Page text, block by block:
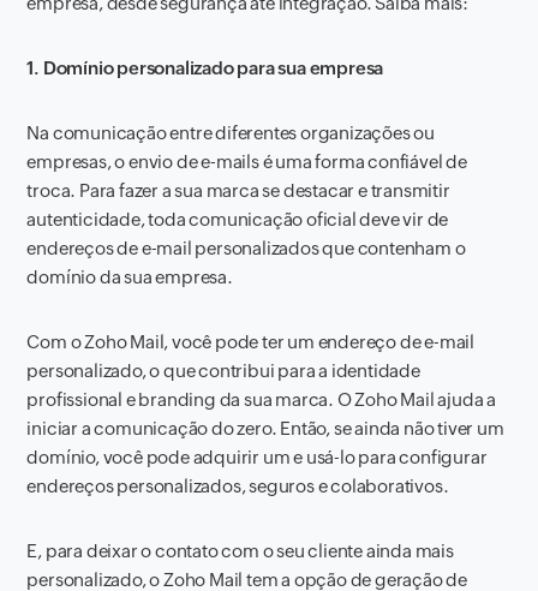
1. Domínio personalizado para sua empresa
Na comunicação entre diferentes organizações ou
empresas, o envio de e-mails é uma forma confiável de
troca. Para fazer a sua marca se destacar e transmitir
autenticidade, toda comunicação oficial deve vir de
endereços de e-mail personalizados que contenham o
domínio da sua empresa.
Com o Zoho Mail, você pode ter um endereço de e-mail
personalizado, o que contribui para a identidade
profissional e branding da sua marca. O Zoho Mail ajuda a
iniciar a comunicação do zero. Então, se ainda não tiver um
domínio, você pode adquirir um e usá-lo para configurar
endereços personalizados, seguros e colaborativos.
E, para deixar o contato com o seu cliente ainda mais
personalizado, o Zoho Mail tem a opção de geração de